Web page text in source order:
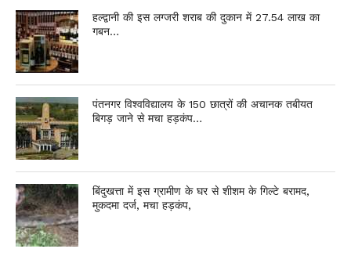
हल्द्वानी की इस लग्जरी शराब की दुकान में 27.54 लाख का
गबन…
पंतनगर विश्वविद्यालय के 150 छात्रों की अचानक तबीयत
बिगड़ जाने से मचा हड़कंप…
बिंदुखत्ता में इस ग्रामीण के घर से शीशम के गिल्टे बरामद,
मुकदमा दर्ज, मचा हड़कंप,